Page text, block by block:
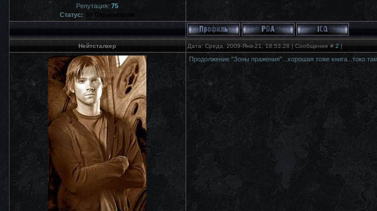
Репутация:75
Статус:За Периметром
Нейтсталкер Дата: Среда, 2009-Янв-21, 18:53:28 | Сообщение # 2 |
Продолжение "Зоны пражения"...хорошая тоже книга...токо